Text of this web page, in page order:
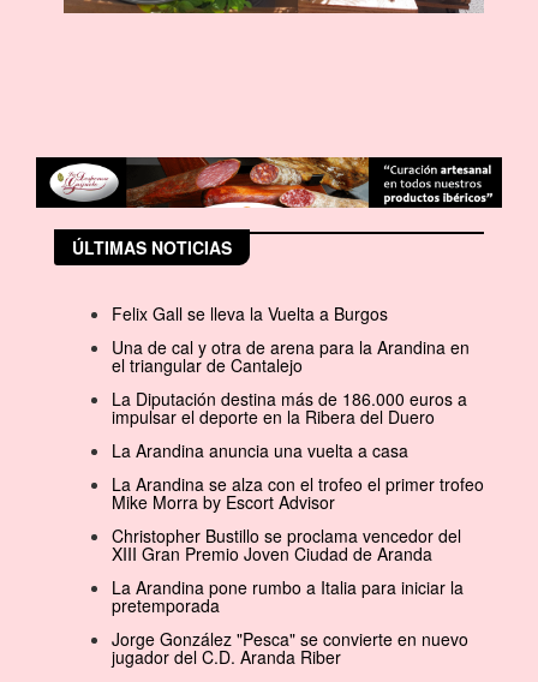
ÚLTIMAS NOTICIAS
Felix Gall se lleva la Vuelta a Burgos
Una de cal y otra de arena para la Arandina en
el triangular de Cantalejo
La Diputación destina más de 186.000 euros a
impulsar el deporte en la Ribera del Duero
La Arandina anuncia una vuelta a casa
La Arandina se alza con el trofeo el primer trofeo
Mike Morra by Escort Advisor
Christopher Bustillo se proclama vencedor del
XIII Gran Premio Joven Ciudad de Aranda
La Arandina pone rumbo a Italia para iniciar la
pretemporada
Jorge González "Pesca" se convierte en nuevo
jugador del C.D. Aranda Riber